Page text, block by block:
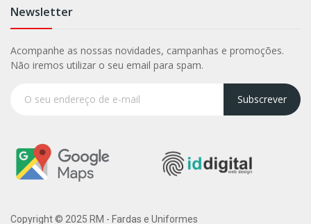
Newsletter
Acompanhe as nossas novidades, campanhas e promoções.
Não iremos utilizar o seu email para spam.
Subscrever
Copyright © 2025 RM - Fardas e Uniformes